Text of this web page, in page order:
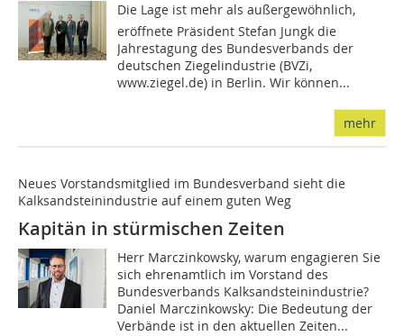
Die Lage ist mehr als außergewöhnlich,
eröffnete Präsident Stefan Jungk die
Jahrestagung des Bundesverbands der
deutschen Ziegelindustrie (BVZi,
www.ziegel.de) in Berlin. Wir können...
mehr
Neues Vorstandsmitglied im Bundesverband sieht die
Kalksandsteinindustrie auf einem guten Weg
Kapitän in stürmischen Zeiten
Herr Marczinkowsky, warum engagieren Sie
sich ehrenamtlich im Vorstand des
Bundesverbands Kalksandsteinindustrie?
Daniel Marczinkowsky: Die Bedeutung der
Verbände ist in den aktuellen Zeiten...